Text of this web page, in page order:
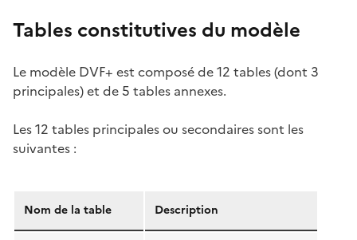
Tables constitutives du modèle
Le modèle DVF+ est composé de 12 tables (dont 3
principales) et de 5 tables annexes.
Les 12 tables principales ou secondaires sont les
suivantes :
Nom de la table Description